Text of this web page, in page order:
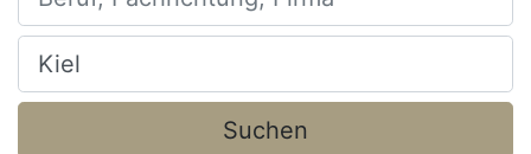
Ort, Stadt
Suchen